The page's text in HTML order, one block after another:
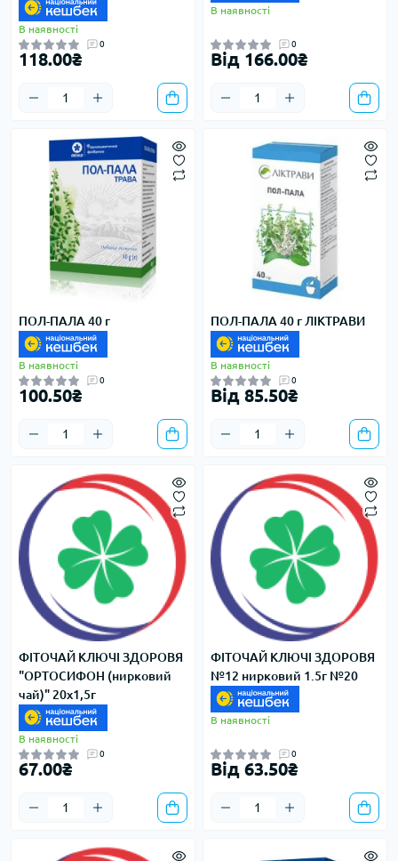
В наявності
0
118.00₴
В наявності
0
Від 166.00₴
ПОЛ-ПАЛА 40 г
В наявності
0
100.50₴
ПОЛ-ПАЛА 40 г ЛІКТРАВИ
В наявності
0
Від 85.50₴
ФІТОЧАЙ КЛЮЧІ ЗДОРОВЯ
"ОРТОСИФОН (нирковий
чай)" 20х1,5г
В наявності
0
67.00₴
ФІТОЧАЙ КЛЮЧІ ЗДОРОВЯ
№12 нирковий 1.5г №20
В наявності
0
Від 63.50₴